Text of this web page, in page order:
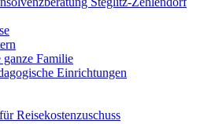
Familie
Einrichtungen
Reisekostenzuschuss